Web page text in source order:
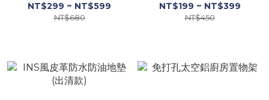
NT$299 ~ NT$599
NT$680
NT$199 ~ NT$399
NT$450